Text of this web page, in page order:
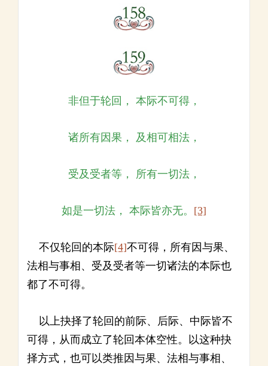
非但于轮回， 本际不可得，
诸所有因果， 及相可相法，
受及受者等， 所有一切法，
如是一切法， 本际皆亦无。 [3]
不仅轮回的本际[4]不可得，所有因与果、
法相与事相、受及受者等一切诸法的本际也
都了不可得。
以上抉择了轮回的前际、后际、中际皆不
可得，从而成立了轮回本体空性。以这种抉
择方式，也可以类推因与果、法相与事相、